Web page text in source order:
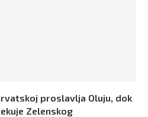
proslavlja Oluju, dok
Zelenskog